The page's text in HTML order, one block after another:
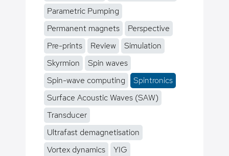
Parametric Pumping
Permanent magnets
Perspective
Pre-prints
Review
Simulation
Skyrmion
Spin waves
Spin-wave computing
Spintronics
Surface Acoustic Waves (SAW)
Transducer
Ultrafast demagnetisation
Vortex dynamics
YIG